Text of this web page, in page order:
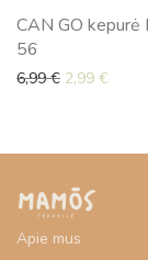
CAN GO kepurė
56
6,99€ Original
2,99 €
Apie mus